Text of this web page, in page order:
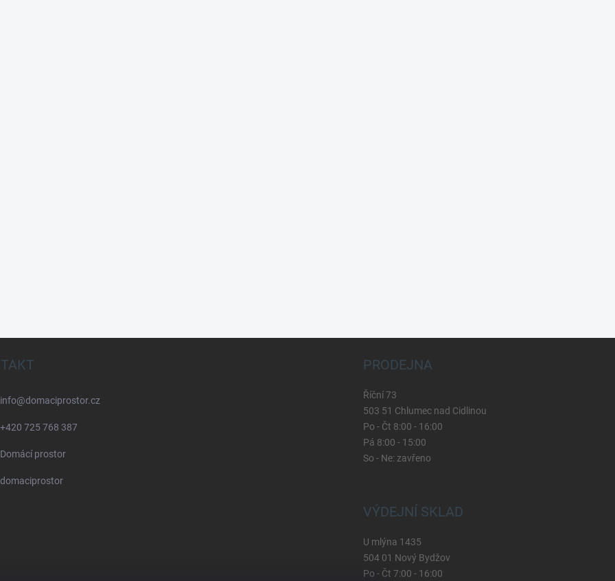
info@domaciprostor.cz
+420 725 768 387
Domácí prostor
domaciprostor
PRODEJNA
Říční 73
503 51 Chlumec nad Cidlinou
Po - Čt 8:00 - 16:00
Pá 8:00 - 15:00
So - Ne: zavřeno
VÝDEJNÍ SKLAD
U mlýna 1435
504 01 Nový Bydžov
Po - Čt 7:00 - 16:00